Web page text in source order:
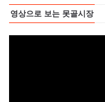
영상으로 보는 못골시장